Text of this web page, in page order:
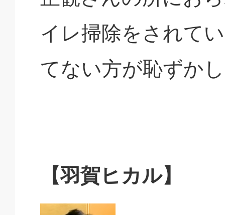
イレ掃除をされて
てない方が恥ずか
【羽賀ヒカル】